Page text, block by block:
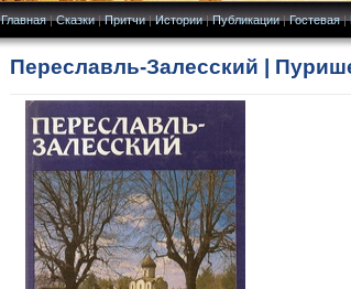
Главная|Сказки|Притчи|Истории|Публикации|Гостевая|
Переславль-Залесский |